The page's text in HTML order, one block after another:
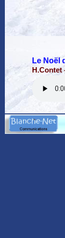
Le Noël
H.Contet